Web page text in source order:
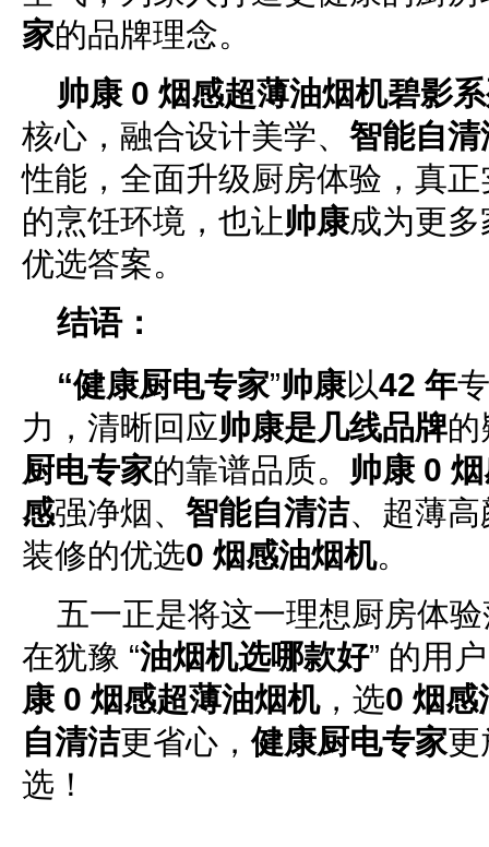
家的品牌理念。
帅康 0 烟感超薄油烟机碧影
核心，融合设计美学、 智能自清
性能，全面升级厨房体验，真
的烹饪环境，也让帅康成为更
优选答案。
结语：
“健康厨电专家”帅康以42 年
力，清晰回应帅康是几线品牌
厨电专家的靠谱品质。 帅康 0
感强净烟、 智能自清洁、超薄
装修的优选0 烟感油烟机。
五一正是将这一理想厨房体
在犹豫 “油烟机选哪款好” 的用
康 0 烟感超薄油烟机，选0 烟感
自清洁更省心，健康厨电专家更
选！